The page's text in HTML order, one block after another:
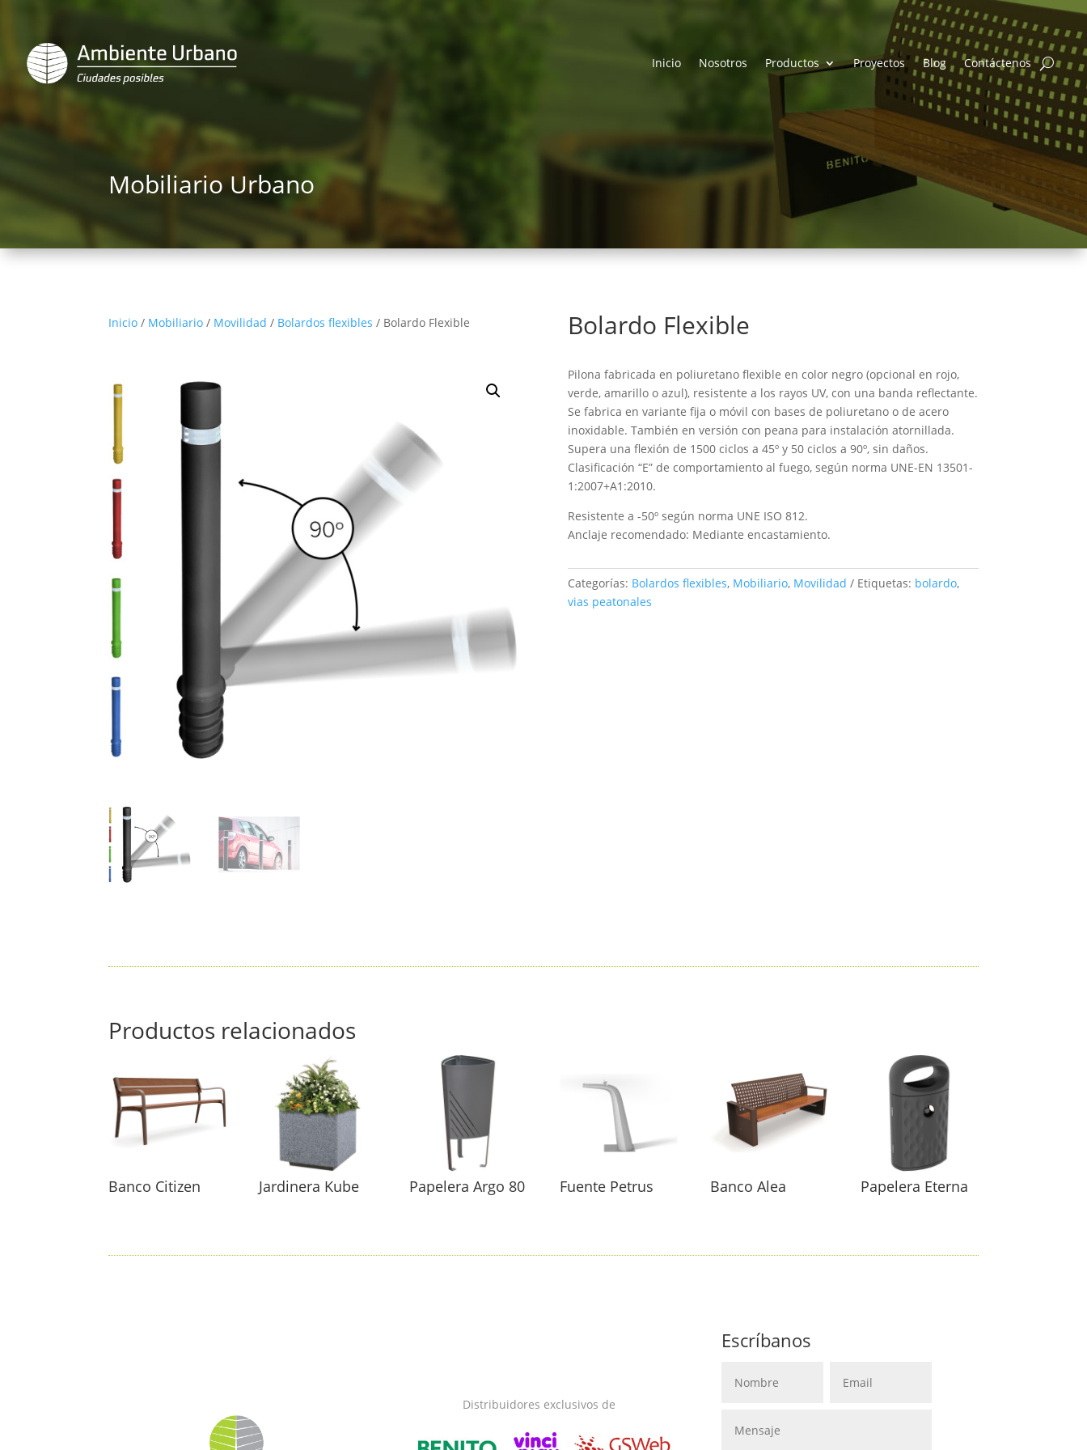
Inicio Nosotros Productos Proyectos Blog Contáctenos
Mobiliario Urbano
Inicio / Mobiliario / Movilidad / Bolardos flexibles / Bolardo Flexible Bolardo Flexible
Pilona fabricada en poliuretano flexible en color negro (opcional en rojo,
verde, amarillo o azul), resistente a los rayos UV, con una banda reflectante.
Se fabrica en variante fija o móvil con bases de poliuretano o de acero
inoxidable. También en versión con peana para instalación atornillada.
Supera una flexión de 1500 ciclos a 45º y 50 ciclos a 90º, sin daños.
Clasificación “E” de comportamiento al fuego, según norma UNE-EN 13501-
1:2007+A1:2010.
Resistente a -50º según norma UNE ISO 812.
Anclaje recomendado: Mediante encastamiento.
Categorías: Bolardos flexibles, Mobiliario, Movilidad Etiquetas: bolardo,
vias peatonales
Productos relacionados
Banco Citizen Jardinera Kube Papelera Argo 80 Fuente Petrus Banco Alea Papelera Eterna
Distribuidores exclusivos de
Escríbanos